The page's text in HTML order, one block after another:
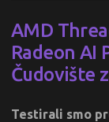
AMD
Radeon AI
Čudovište
Testirali smo